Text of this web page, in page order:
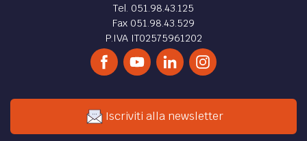
Tel. 051.98.43.125
Fax 051.98.43.529
P.IVA IT02575961202
Iscriviti alla newsletter